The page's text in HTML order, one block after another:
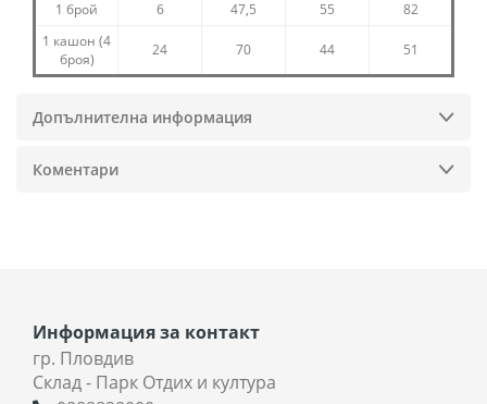
1 брой 6 47,5 55
82
1 кашон (4
броя)
24 70 44 51
Допълнителна информация
Коментари
Информация за контакт
гр. Пловдив
Склад - Парк Отдих и култура